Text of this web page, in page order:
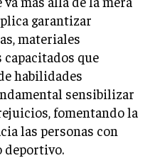
AMBIENTE
TECNOLÓGICA
garantizar
materiales
que
habilidades
sensibilizar
fomentando la
las personas con
deportivo.